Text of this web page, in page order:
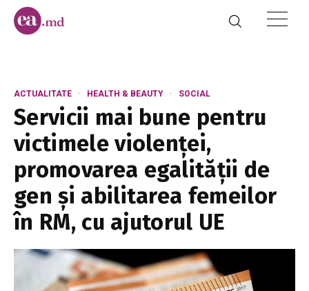
ACTUALITATE HEALTH & BEAUTY SOCIAL
Servicii mai bune pentru
victimele violenței,
promovarea egalității de
gen și abilitarea femeilor
în RM, cu ajutorul UE